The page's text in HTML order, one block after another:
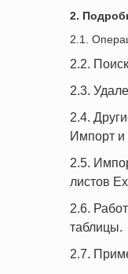
2.
2.1.
2.2.
2.3.
2.4.
Импорт и
2.5.
листов
2.6.
таблицы.
2.7.